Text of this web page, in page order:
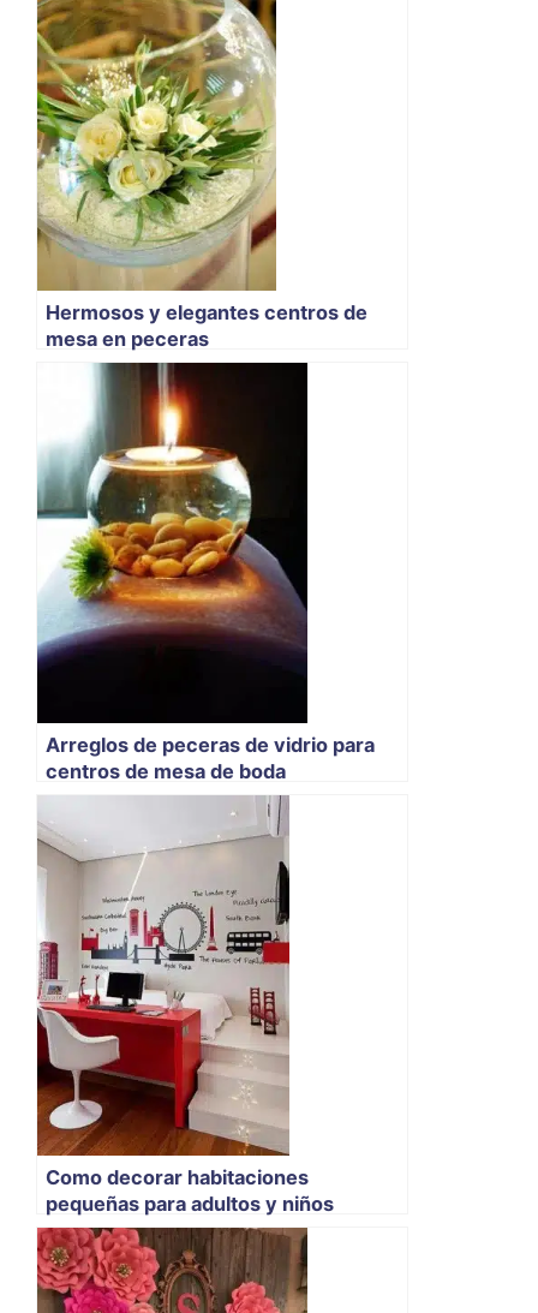
Hermosos y elegantes centros de
mesa en peceras
Arreglos de peceras de vidrio para
centros de mesa de boda
Como decorar habitaciones
pequeñas para adultos y niños